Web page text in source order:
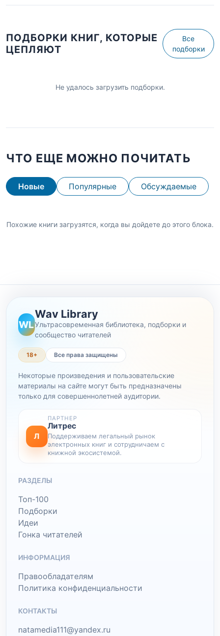
ПОДБОРКИ КНИГ, КОТОРЫЕ
ЦЕПЛЯЮТ
Все
подборки
Не удалось загрузить подборки.
ЧТО ЕЩЕ МОЖНО ПОЧИТАТЬ
Новые Популярные Обсуждаемые
Похожие книги загрузятся, когда вы дойдете до этого блока.
WL
Wav Library
Ультрасовременная библиотека, подборки и
сообщество читателей
18+ Все права защищены
Некоторые произведения и пользовательские
материалы на сайте могут быть предназначены
только для совершеннолетней аудитории.
Л
ПАРТНЕР
Литрес
Поддерживаем легальный рынок
электронных книг и сотрудничаем с
книжной экосистемой.
РАЗДЕЛЫ
Топ-100
Подборки
Идеи
Гонка читателей
ИНФОРМАЦИЯ
Правообладателям
Политика конфиденциальности
КОНТАКТЫ
natamedia111@yandex.ru